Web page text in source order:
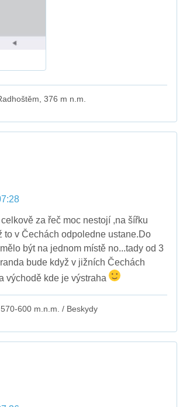
376 m n.m.
za řeč moc nestojí ,na šířku
to v Čechách odpoledne ustane.Do
být na jednom místě no...tady od 3
bude když v jižních Čechách
východě kde je výstraha
600 m.n.m. / Beskydy